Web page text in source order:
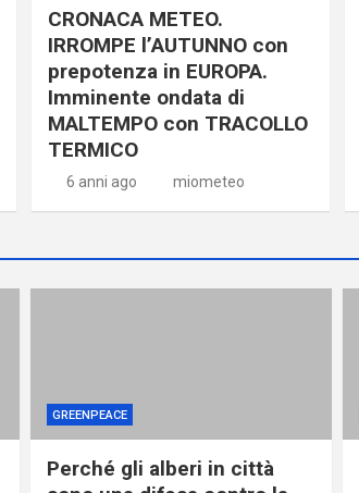
CRONACA METEO.
IRROMPE l’AUTUNNO con
prepotenza in EUROPA.
Imminente ondata di
MALTEMPO con TRACOLLO
TERMICO
6 anni ago miometeo
GREENPEACE
Perché gli alberi in città